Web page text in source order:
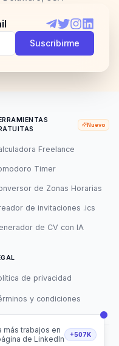
Telegram
TwitterInstagram
Suscribirme
Nuevo
Freelance
Timer
de Zonas Horarias
de invitaciones .ics
de CV con IA
de privacidad
y condiciones
más trabajos en
de LinkedIn
+507K